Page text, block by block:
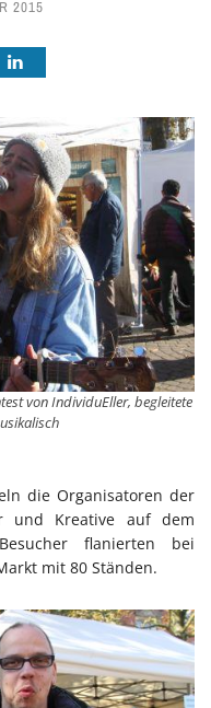
2015
von IndividuEller, begleitete
die Organisatoren der
und Kreative auf dem
flanierten bei
mit 80 Ständen.